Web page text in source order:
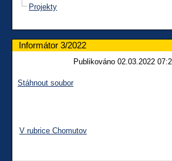
Projekty
Informátor 3/2022
Publikováno 02.03.2022
Stáhnout soubor
V rubrice Chomutov